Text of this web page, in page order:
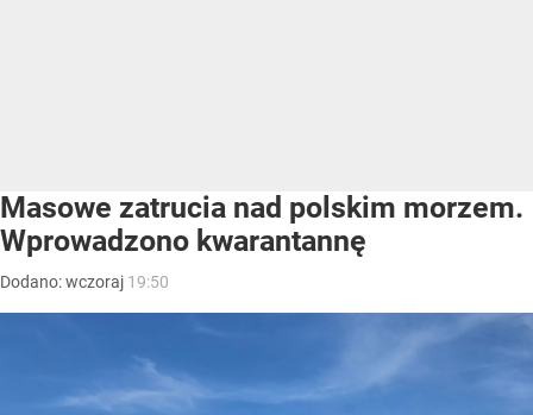
Masowe zatrucia nad polskim morzem.
Wprowadzono kwarantannę
Dodano:wczoraj 19:50